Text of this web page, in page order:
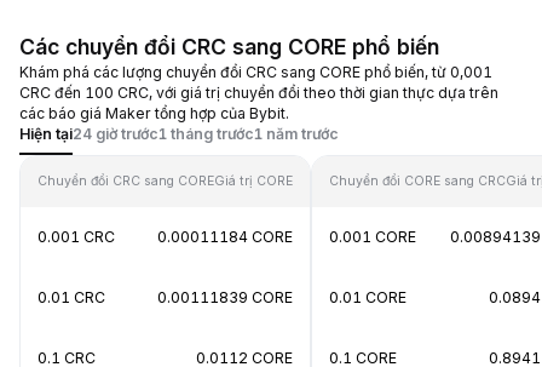
Các chuyển đổi CRC sang CORE phổ biến
Khám phá các lượng chuyển đổi CRC sang CORE phổ biến, từ 0,001
CRC đến 100 CRC, với giá trị chuyển đổi theo thời gian thực dựa trên
các báo giá Maker tổng hợp của Bybit.
Hiện tại24 giờ trước1 tháng trước1 năm trước
Chuyển đổi CRC sang COREGiá trị CORE
0.001 CRC 0.00011184 CORE
0.01 CRC 0.00111839 CORE
0.1 CRC 0.0112 CORE
Chuyển đổi CORE sang CRCGiá
0.001 CORE 0.00894139
0.01 CORE 0.0894
0.1 CORE 0.8941